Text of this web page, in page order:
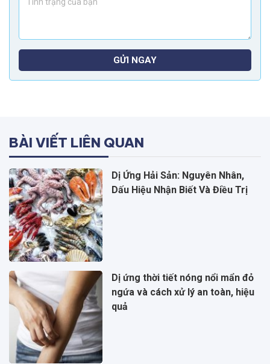
GỬI NGAY
BÀI VIẾT LIÊN QUAN
Dị Ứng Hải Sản: Nguyên Nhân,
Dấu Hiệu Nhận Biết Và Điều Trị
Dị ứng thời tiết nóng nổi mẩn đỏ
ngứa và cách xử lý an toàn, hiệu
quả